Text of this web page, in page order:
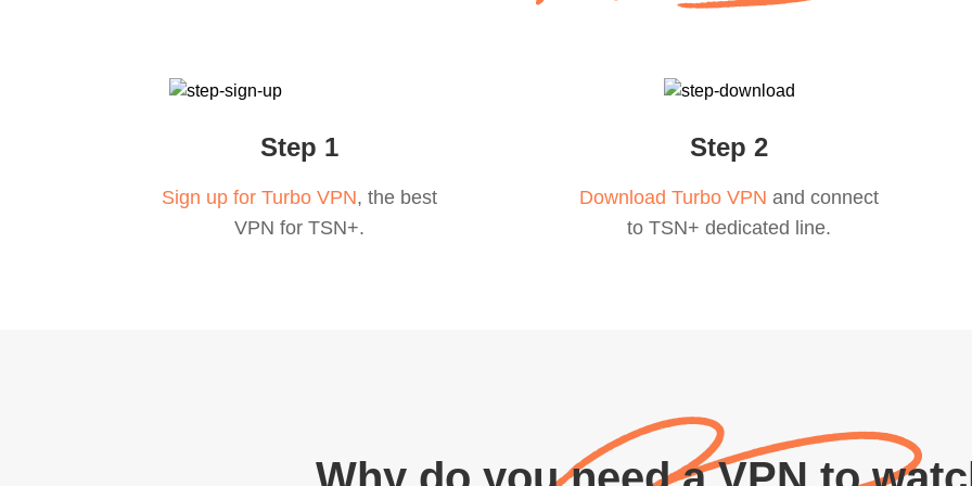
Step 1
Sign up for Turbo VPN, the best
VPN for TSN+.
Step 2
Download Turbo VPN and connect
to TSN+ dedicated line.